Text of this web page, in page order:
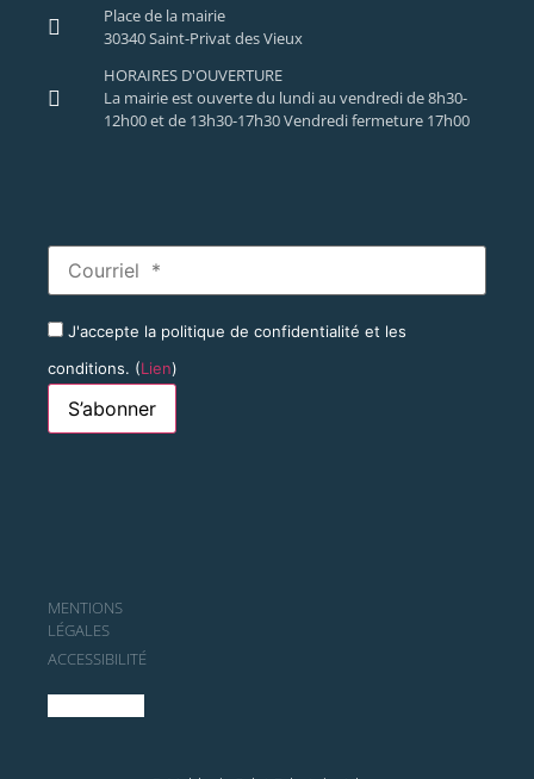
Place de la mairie
30340 Saint-Privat des Vieux
HORAIRES D'OUVERTURE
La mairie est ouverte du lundi au vendredi de 8h30-
12h00 et de 13h30-17h30 Vendredi fermeture 17h00
J'accepte la politique de confidentialité et les
conditions. (Lien)
MENTIONS
LÉGALES
ACCESSIBILITÉ